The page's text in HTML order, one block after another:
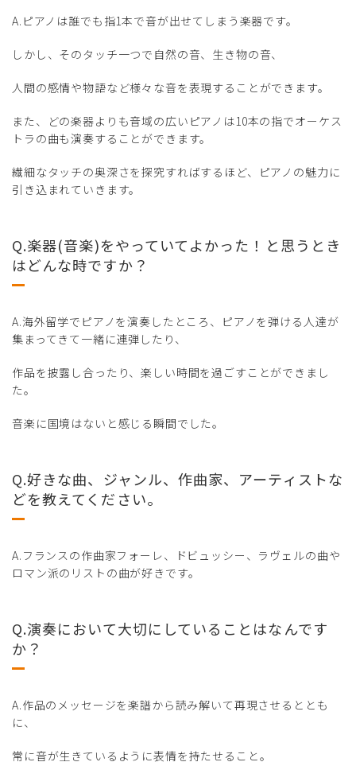
A.ピアノは誰でも指1本で音が出せてしまう楽器です。
しかし、そのタッチ一つで自然の音、生き物の音、
人間の感情や物語など様々な音を表現することができます。
また、どの楽器よりも音域の広いピアノは10本の指でオーケス
トラの曲も演奏することができます。
繊細なタッチの奥深さを探究すればするほど、ピアノの魅力に
引き込まれていきます。
Q.楽器(音楽)をやっていてよかった！と思うとき
はどんな時ですか？
A.海外留学でピアノを演奏したところ、ピアノを弾ける人達が
集まってきて一緒に連弾したり、
作品を披露し合ったり、楽しい時間を過ごすことができまし
た。
音楽に国境はないと感じる瞬間でした。
Q.好きな曲、ジャンル、作曲家、アーティストな
どを教えてください。
A.フランスの作曲家フォーレ、ドビュッシー、ラヴェルの曲や
ロマン派のリストの曲が好きです。
Q.演奏において大切にしていることはなんです
か？
A.作品のメッセージを楽譜から読み解いて再現させるととも
に、
常に音が生きているように表情を持たせること。